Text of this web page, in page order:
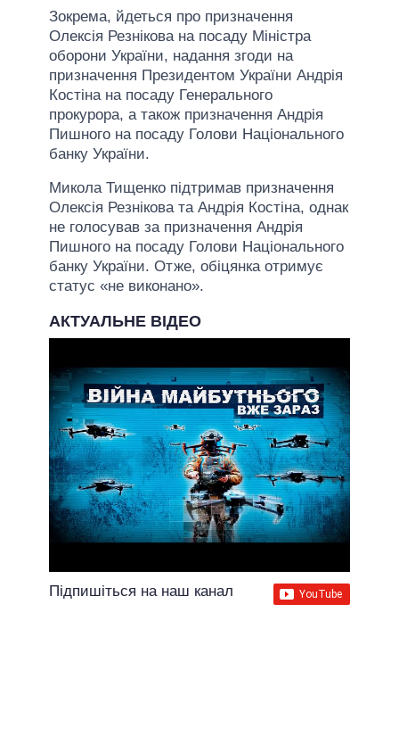
Зокрема, йдеться про призначення
Олексія Резнікова на посаду Міністра
оборони України, надання згоди на
призначення Президентом України Андрія
Костіна на посаду Генерального
прокурора, а також призначення Андрія
Пишного на посаду Голови Національного
банку України.
Микола Тищенко підтримав призначення
Олексія Резнікова та Андрія Костіна, однак
не голосував за призначення Андрія
Пишного на посаду Голови Національного
банку України. Отже, обіцянка отримує
статус «не виконано».
АКТУАЛЬНЕ ВІДЕО
Підпишіться на наш канал